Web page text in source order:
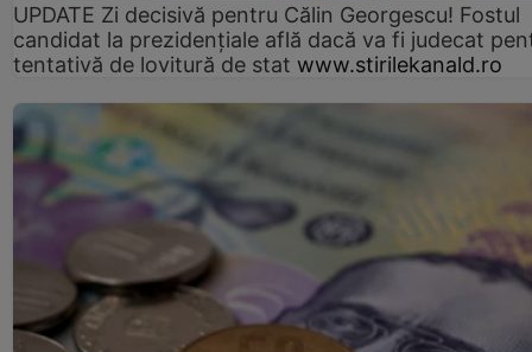
UPDATE Zi decisivă pentru Călin Georgescu! Fostul
candidat la prezidențiale află dacă va fi judecat
tentativă de lovitură de stat www.stirilekanald.ro